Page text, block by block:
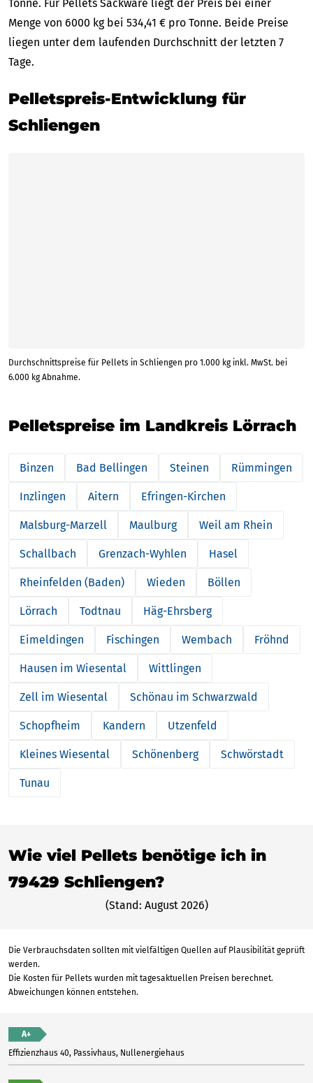
Tonne. Für Pellets Sackware liegt der Preis bei einer
Menge von 6000 kg bei 534,41 € pro Tonne. Beide Preise
liegen unter dem laufenden Durchschnitt der letzten 7
Tage.
Pelletspreis-Entwicklung für
Schliengen
Durchschnittspreise für Pellets in Schliengen pro 1.000 kg inkl. MwSt. bei
6.000 kg Abnahme.
Pelletspreise im Landkreis Lörrach
Binzen Bad Bellingen Steinen Rümmingen
Inzlingen Aitern Efringen-Kirchen
Malsburg-Marzell Maulburg Weil am Rhein
Schallbach Grenzach-Wyhlen Hasel
Rheinfelden (Baden) Wieden Böllen
Lörrach Todtnau Häg-Ehrsberg
Eimeldingen Fischingen Wembach Fröhnd
Hausen im Wiesental Wittlingen
Zell im Wiesental Schönau im Schwarzwald
Schopfheim Kandern Utzenfeld
Kleines Wiesental Schönenberg Schwörstadt
Tunau
Wie viel Pellets benötige ich in
79429 Schliengen?
(Stand: August 2026)
Die Verbrauchsdaten sollten mit vielfältigen Quellen auf Plausibilität geprüft
werden.
Die Kosten für Pellets wurden mit tagesaktuellen Preisen berechnet.
Abweichungen können entstehen.
A+
Effizienzhaus 40, Passivhaus, Nullenergiehaus